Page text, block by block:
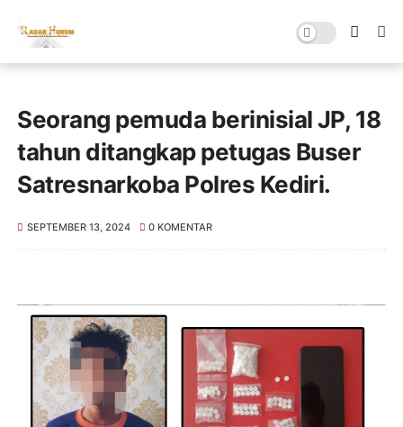
Seorang pemuda berinisial JP, 18
tahun ditangkap petugas Buser
Satresnarkoba Polres Kediri.
SEPTEMBER 13, 2024 0 KOMENTAR